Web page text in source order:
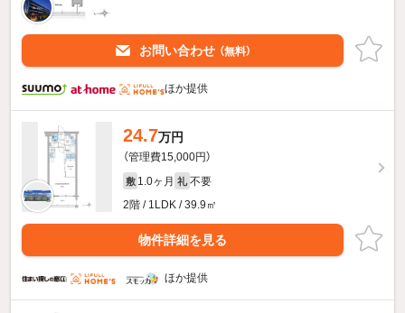
お問い合わせ （無料）
ほか提供
24.7万円
（管理費15,000円）
敷 1.0ヶ月 礼 不要
2階 / 1LDK / 39.9㎡
物件詳細を見る
ほか提供